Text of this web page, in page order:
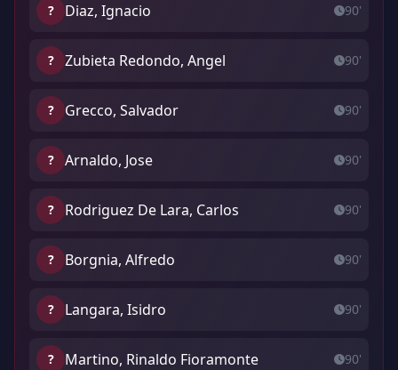
? Diaz, Ignacio 90'
? Zubieta Redondo, Angel 90'
? Grecco, Salvador 90'
? Arnaldo, Jose 90'
? Rodriguez De Lara, Carlos 90'
? Borgnia, Alfredo 90'
? Langara, Isidro 90'
? Martino, Rinaldo Fioramonte 90'